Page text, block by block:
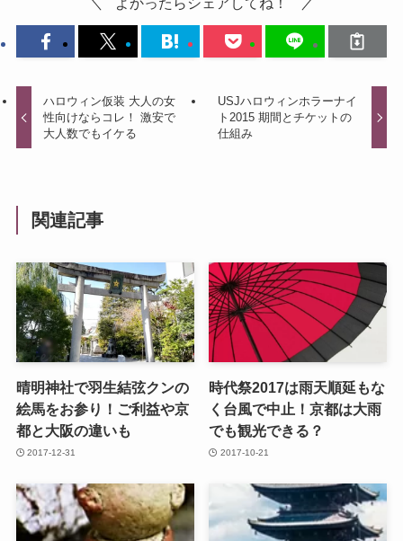
ハロウィン仮装 大人の女
性向けならコレ！ 激安で
大人数でもイケる
USJハロウィンホラーナイ
ト2015 期間とチケットの
仕組み
関連記事
晴明神社で羽生結弦クンの
絵馬をお参り！ご利益や京
都と大阪の違いも
2017-12-31
時代祭2017は雨天順延もな
く台風で中止！京都は大雨
でも観光できる？
2017-10-21